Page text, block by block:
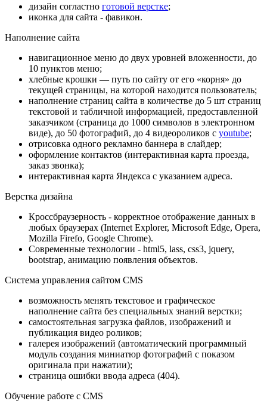
дизайн согластно готовой верстке;
иконка для сайта - фавикон.
Наполнение сайта
навигационное меню до двух уровней вложенности, до
10 пунктов меню;
хлебные крошки — путь по сайту от его «корня» до
текущей страницы, на которой находится пользователь;
наполнение страниц сайта в количестве до 5 шт страниц
текстовой и табличной информацией, предоставленной
заказчиком (страница до 1000 символов в электронном
виде), до 50 фотографий, до 4 видеороликов с youtube;
отрисовка одного рекламно баннера в слайдер;
оформление контактов (интерактивная карта проезда,
заказ звонка);
интерактивная карта Яндекса с указанием адреса.
Верстка дизайна
Кроссбраузерность - корректное отображение данных в
любых браузерах (Internet Explorer, Microsoft Edge, Opera,
Mozilla Firefo, Google Chrome).
Современные технологии - html5, lass, css3, jquery,
bootstrap, анимацию появления объектов.
Система управления сайтом CMS
возможность менять текстовое и графическое
наполнение сайта без специальных знаний верстки;
самостоятельная загрузка файлов, изображений и
публикация видео роликов;
галерея изображений (автоматический программный
модуль создания миниатюр фотографий с показом
оригинала при нажатии);
страница ошибки ввода адреса (404).
Обучение работе с CMS